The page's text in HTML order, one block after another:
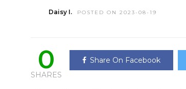
Daisy I. POSTED ON 2023-08-19
0
SHARES
Share On Facebook